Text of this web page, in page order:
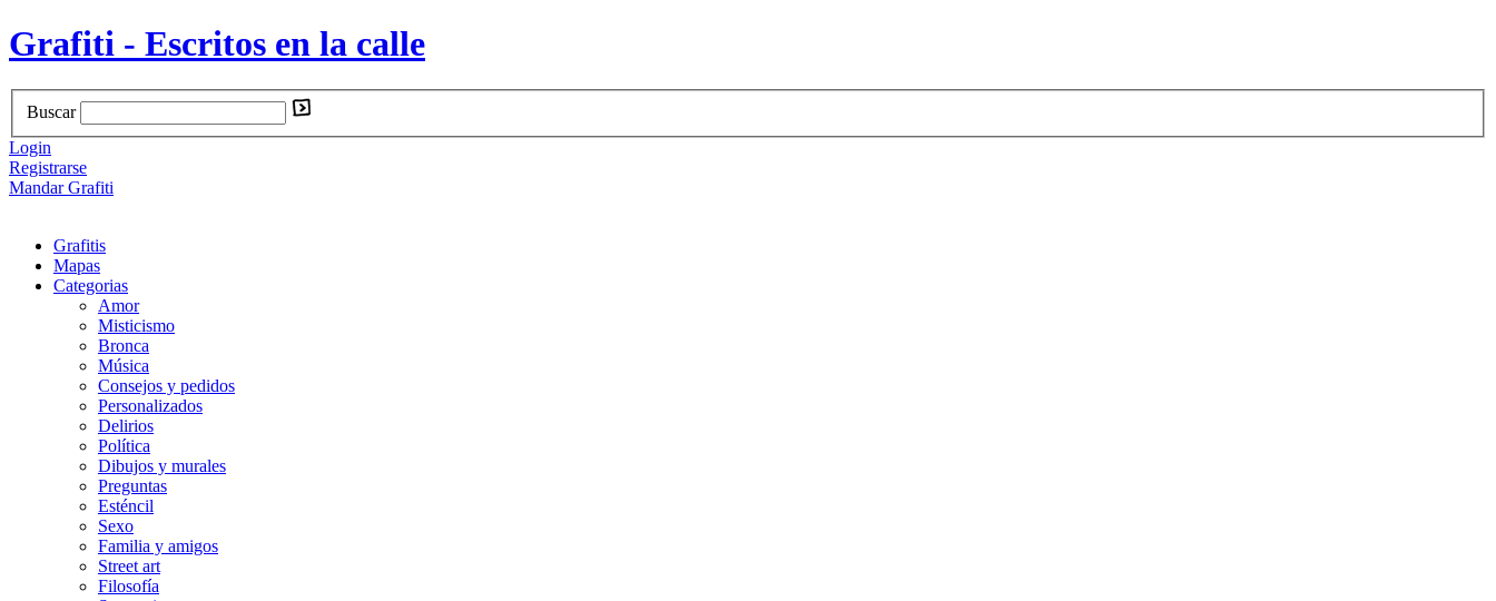
Grafiti - Escritos en la calle
Buscar
Login
Registrarse
Mandar Grafiti
Grafitis
Mapas
Categorias
Amor
Misticismo
Bronca
Música
Consejos y pedidos
Personalizados
Delirios
Política
Dibujos y murales
Preguntas
Esténcil
Sexo
Familia y amigos
Street art
Filosofía